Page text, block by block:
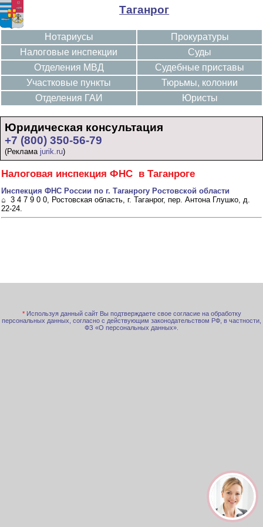
Таганрог
Нотариусы
Налоговые инспекции
Отделения МВД
Участковые пункты
Отделения ГАИ
Прокуратуры
Суды
Судебные приставы
Тюрьмы, колонии
Юристы
Юридическая консультация
+7 (800) 350-56-79
(Реклама jurik.ru)
Налоговая инспекция ФНС в Таганроге
Инспекция ФНС России по г. Таганрогу Ростовской области
⌂ 3 4 7 9 0 0, Ростовская область, г. Таганрог, пер. Антона Глушко, д.
22-24.
* Используя данный сайт Вы подтверждаете свое согласие на обработку
персональных данных, согласно с действующим законодательством РФ, в частности,
ФЗ «О персональных данных».